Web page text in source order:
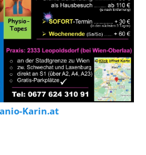
Karin.at